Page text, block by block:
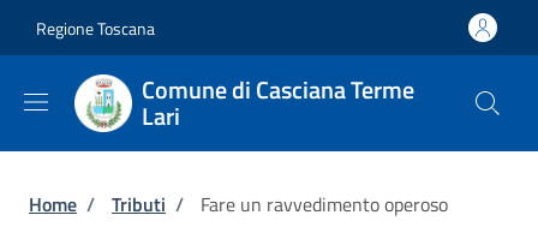
Regione Toscana
Comune di Casciana Terme
Lari
Briciole di pane
Home / Tributi / Fare un ravvedimento operoso